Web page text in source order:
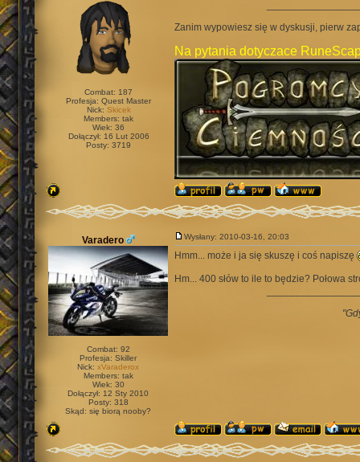
Combat: 187
Profesja: Quest Master
Nick: Skicek
Members: tak
Wiek: 36
Dołączył: 16 Lut 2006
Posty: 3719
Zanim wypowiesz się w dyskusji, pierw
Na pytania dotyczace
Varadero
Combat: 92
Profesja: Skiller
Nick: xVaraderox
Members: tak
Wiek: 30
Dołączył: 12 Sty 2010
Posty: 318
Skąd: się biorą nooby?
Wysłany: 2010-03-16, 20:03
Hmm... może i ja się skuszę i coś napiszę
Hm... 400 słów to ile to będzie? Połowa